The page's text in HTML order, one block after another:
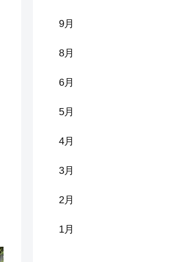
9月
8月
6月
5月
4月
3月
2月
1月